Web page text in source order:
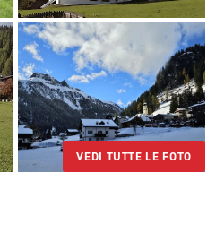
VEDI TUTTE LE FOTO